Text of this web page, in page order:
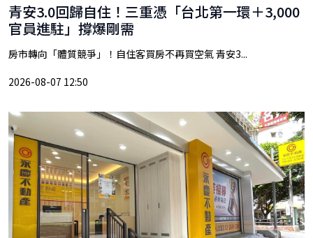
青安3.0回歸自住！三重憑「台北第一環＋3,000
官員進駐」撐爆剛需
房市轉向「體質競爭」！自住客買房不再買空氣 青安3...
2026-08-07 12:50